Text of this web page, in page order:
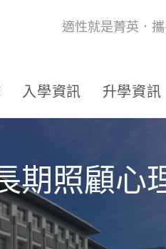
適性就是菁英．
入學資訊 升學資訊
期照顧心